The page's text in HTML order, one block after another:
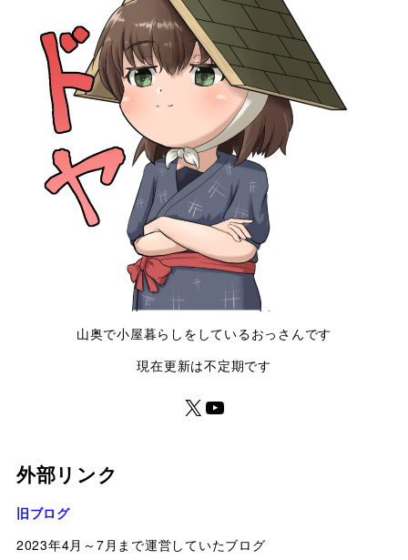
山奥で小屋暮らしをしているおっさんです
現在更新は不定期です
外部リンク
旧ブログ
2023年4月～7月まで運営していたブログ